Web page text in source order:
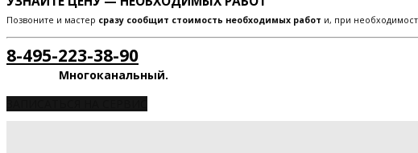
Позвоните и мастер сразу сообщит стоимость необходимых работ и, при
8-495-223-38-90
Многоканальный.